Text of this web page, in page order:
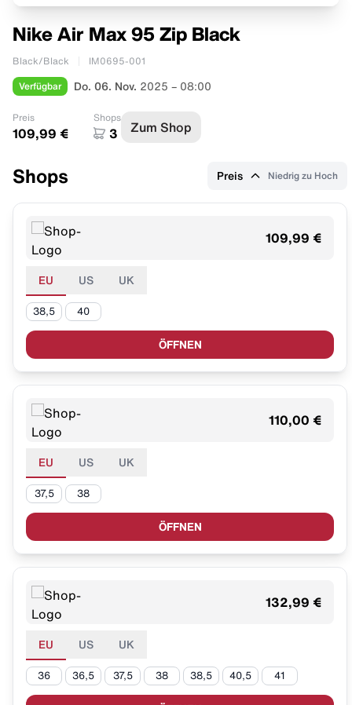
Nike Air Max 95 Zip Black
Black/Black IM0695-001
Verfügbar Do. 06. Nov. 2025 – 08:00
Preis
109,99 €
Shops
3 Zum Shop
Shops Preis Niedrig zu Hoch
109,99 €
EU US UK
38,5 40
ÖFFNEN
110,00 €
EU US UK
37,5 38
ÖFFNEN
132,99 €
EU US UK
36 36,5 37,5 38 38,5 40,5 41